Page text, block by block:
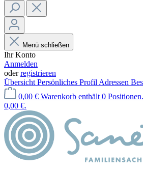
Menü schließen
Ihr Konto
Anmelden
oderregistrieren
Übersicht Persönliches Profil Adressen
0,00 € Warenkorb enthält 0
0,00 €.